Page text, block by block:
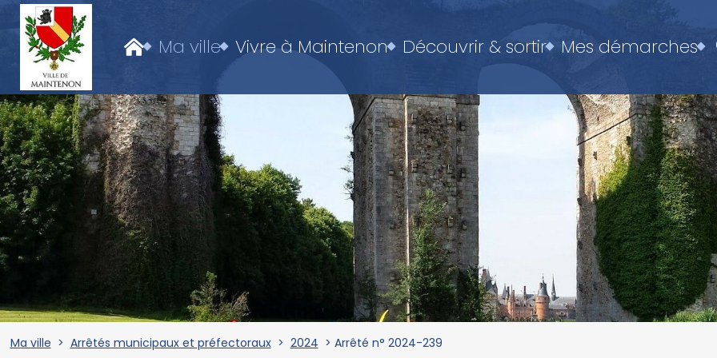
Ma ville Vivre à Maintenon Découvrir & sortir Mes démarches
Ma ville > Arrêtés municipaux et préfectoraux> 2024 > Arrêté n° 2024-239